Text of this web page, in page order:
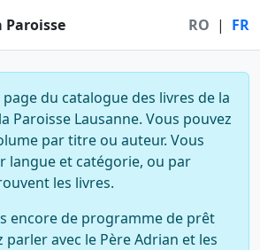
RO | FR
du catalogue des livres de la
Paroisse Lausanne. Vous pouvez
par titre ou auteur. Vous
langue et catégorie, ou par
les livres.
encore de programme de prêt
parler avec le Père Adrian et les